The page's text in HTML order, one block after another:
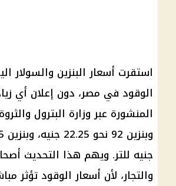
الوقود في مصر، دون إعلان أي
جنيه للتر. ويهم هذا التحديث
والتجار، لأن أسعار الوقود تؤثر